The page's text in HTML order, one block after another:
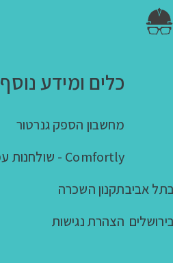
אביב
כלים ומידע נוסף
מחשבון הספק גנרטור
Comfortly - שולחנות עמידה
תקנון השכרה
הצהרת נגישות